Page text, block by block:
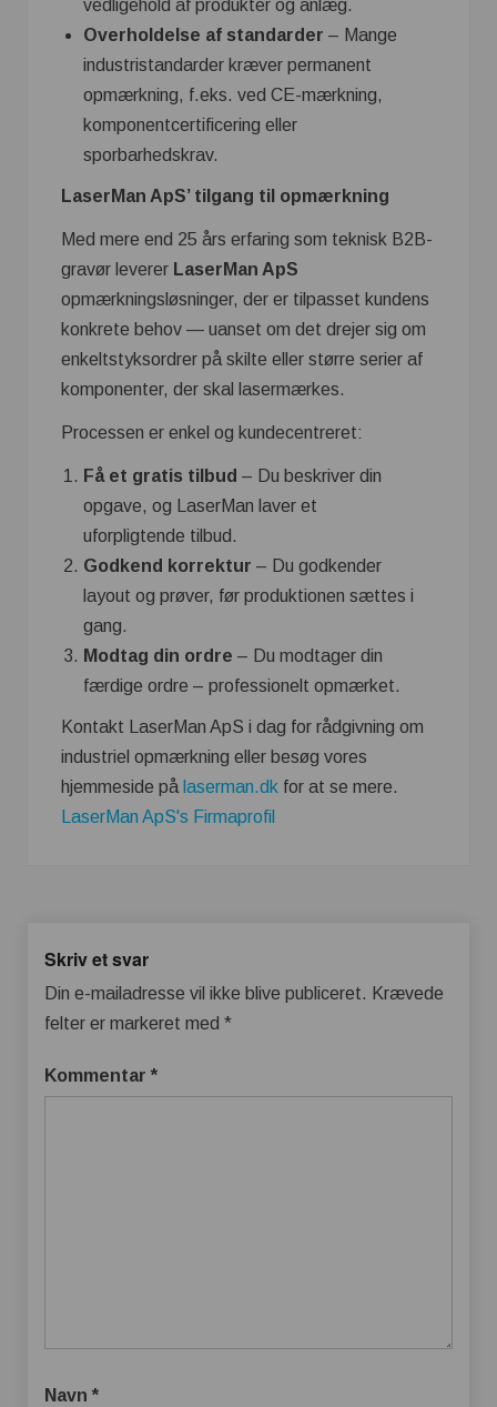
vedligehold af produkter og anlæg.
Overholdelse af standarder – Mange
industristandarder kræver permanent
opmærkning, f.eks. ved CE-mærkning,
komponentcertificering eller
sporbarhedskrav.
LaserMan ApS’ tilgang til opmærkning
Med mere end 25 års erfaring som teknisk B2B-
gravør leverer LaserMan ApS
opmærkningsløsninger, der er tilpasset kundens
konkrete behov — uanset om det drejer sig om
enkeltstyksordrer på skilte eller større serier af
komponenter, der skal lasermærkes.
Processen er enkel og kundecentreret:
Få et gratis tilbud – Du beskriver din
opgave, og LaserMan laver et
uforpligtende tilbud.
Godkend korrektur – Du godkender
layout og prøver, før produktionen sættes i
gang.
Modtag din ordre – Du modtager din
færdige ordre – professionelt opmærket.
Kontakt LaserMan ApS i dag for rådgivning om
industriel opmærkning eller besøg vores
hjemmeside på laserman.dk for at se mere.
LaserMan ApS's Firmaprofil
Skriv et svar
Din e-mailadresse vil ikke blive publiceret. Krævede
felter er markeret med *
Kommentar *
Navn *